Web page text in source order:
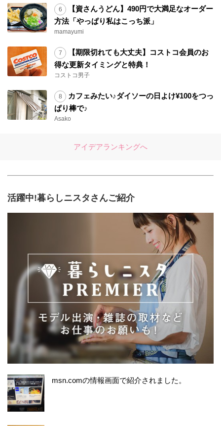
【資さんうどん】490円で大満足なオーダー
方法「やっぱり私はこっち派」
mamayumi
【期限切れても大丈夫】コストコ会員のお
得な更新タイミングと特典！
コストコ男子
カフェみたい♪ダイソーの日よけ¥100をつっ
ぱり棒で♪
Asako
アイデアランキングへ
活躍中!暮らしニスタさんご紹介
msn.comの情報画面で紹介されました。